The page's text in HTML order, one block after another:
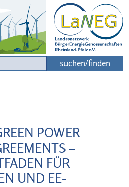
Zur Navigation
Zum Inhalt
suchen/finden
POWER
–
FÜR
UND EE-